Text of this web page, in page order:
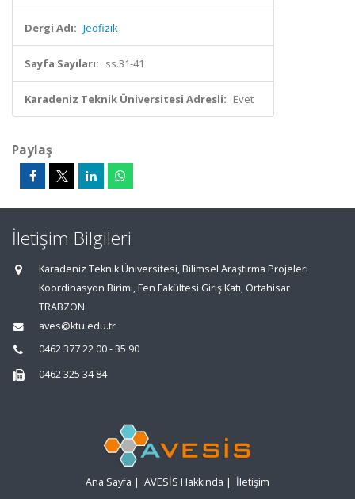
Dergi Adı: Jeofizik
Sayfa Sayıları: ss.31-41
Karadeniz Teknik Üniversitesi Adresli: Evet
Paylaş
İletişim Bilgileri
Karadeniz Teknik Üniversitesi, Bilimsel Araştırma Projeleri
Koordinasyon Birimi, Fen Fakültesi Giriş Katı, Ortahisar
TRABZON
aves@ktu.edu.tr
0462 377 22 00 - 35 90
0462 325 34 84
Ana Sayfa | AVESİS Hakkında | İletişim